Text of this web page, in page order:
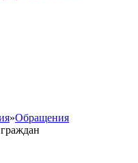
»Обращения